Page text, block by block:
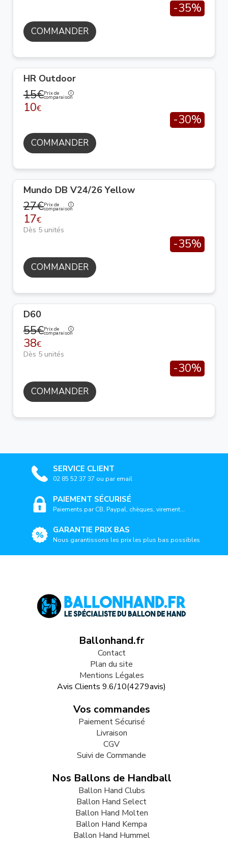
-35%
COMMANDER
HR Outdoor
15€Prix de
comparaison
10€
-30%
COMMANDER
Mundo DB V24/26 Yellow
27€Prix de
comparaison
17€
Dès 5 unités
-35%
COMMANDER
D60
55€Prix de
comparaison
38€
Dès 5 unités
-30%
COMMANDER
SERVICE CLIENT
02 85 52 37 37 ou par email
PAIEMENT SÉCURISÉ
Paiements par CB, Paypal, chèques, virement...
GARANTIE PRIX BAS
Nous garantissons les prix les plus bas possibles
Ballonhand.fr
Contact
Plan du site
Mentions Légales
Avis Clients 9.6/10(4279avis)
Vos commandes
Paiement Sécurisé
Livraison
CGV
Suivi de Commande
Nos Ballons de Handball
Ballon Hand Clubs
Ballon Hand Select
Ballon Hand Molten
Ballon Hand Kempa
Ballon Hand Hummel